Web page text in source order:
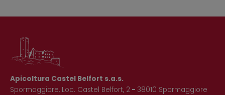
Apicoltura Castel Belfort s.a.s.
Spormaggiore, Loc. Castel Belfort, 2 - 38010 Spormaggiore